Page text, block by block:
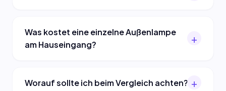
Was kostet eine einzelne Außenlampe
am Hauseingang?
Worauf sollte ich beim Vergleich achten?